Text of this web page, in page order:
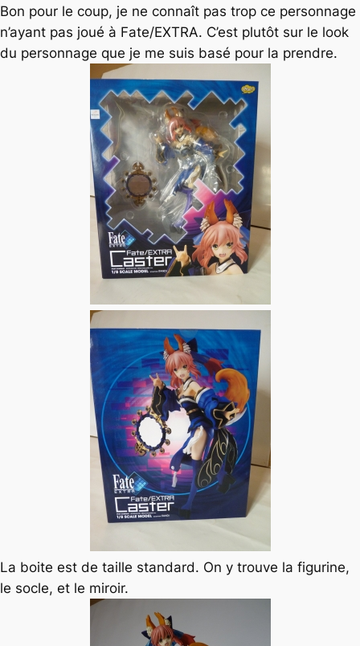
Bon pour le coup, je ne connaît pas trop ce personnage
n’ayant pas joué à Fate/EXTRA. C’est plutôt sur le look
du personnage que je me suis basé pour la prendre.
La boite est de taille standard. On y trouve la figurine,
le socle, et le miroir.